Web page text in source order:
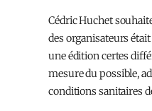
Cédric Huchet
des organisateurs
une édition certes
mesure du possible,
conditions sanitaires